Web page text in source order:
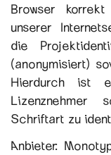
Browser
unserer
die
(anonymisiert)
Hierdurch ist
Schriftart zu
Anbieter: